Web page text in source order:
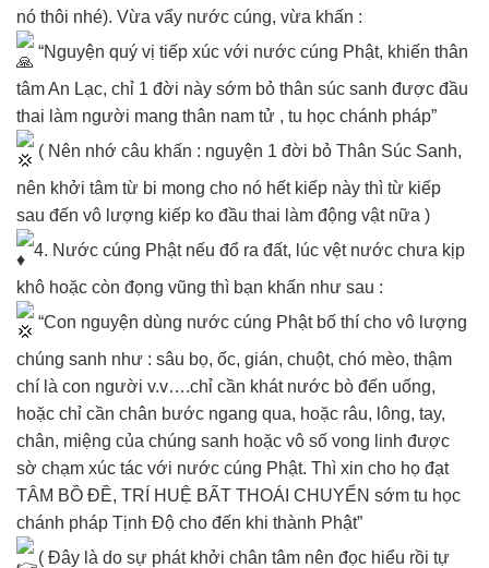
nó thôi nhé). Vừa vẩy nước cúng, vừa khấn :
“Nguyện quý vị tiếp xúc với nước cúng Phật, khiến thân
tâm An Lạc, chỉ 1 đời này sớm bỏ thân súc sanh được đầu
thai làm người mang thân nam tử , tu học chánh pháp”
( Nên nhớ câu khấn : nguyện 1 đời bỏ Thân Súc Sanh,
nên khởi tâm từ bi mong cho nó hết kiếp này thì từ kiếp
sau đến vô lượng kiếp ko đầu thai làm động vật nữa )
4. Nước cúng Phật nếu đổ ra đất, lúc vệt nước chưa kịp
khô hoặc còn đọng vũng thì bạn khấn như sau :
“Con nguyện dùng nước cúng Phật bố thí cho vô lượng
chúng sanh như : sâu bọ, ốc, gián, chuột, chó mèo, thậm
chí là con người v.v….chỉ cần khát nước bò đến uống,
hoặc chỉ cần chân bước ngang qua, hoặc râu, lông, tay,
chân, miệng của chúng sanh hoặc vô số vong linh được
sờ chạm xúc tác với nước cúng Phật. Thì xin cho họ đạt
TÂM BỒ ĐỀ, TRÍ HUỆ BẤT THOÁI CHUYỂN sớm tu học
chánh pháp Tịnh Độ cho đến khi thành Phật”
( Đây là do sự phát khởi chân tâm nên đọc hiểu rồi tự